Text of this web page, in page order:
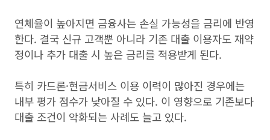
연체율이 높아지면 금융사는 손실 가능성을 금리에 반영
한다. 결국 신규 고객뿐 아니라 기존 대출 이용자도 재약
정이나 추가 대출 시 높은 금리를 적용받게 된다.
특히 카드론·현금서비스 이용 이력이 많아진 경우에는
내부 평가 점수가 낮아질 수 있다. 이 영향으로 기존보다
대출 조건이 악화되는 사례도 늘고 있다.